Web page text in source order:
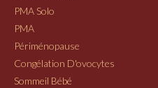
PMA Solo
PMA
Périménopause
Congélation D'ovocytes
Sommeil Bébé